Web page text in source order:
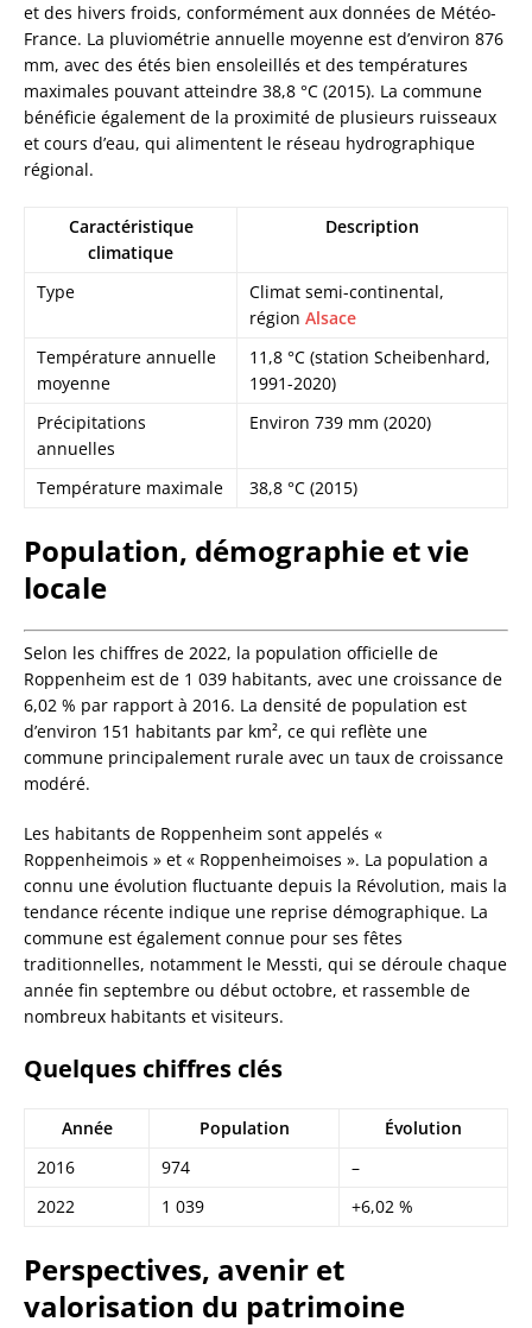
et des hivers froids, conformément aux données de Météo-
France. La pluviométrie annuelle moyenne est d’environ 876
mm, avec des étés bien ensoleillés et des températures
maximales pouvant atteindre 38,8 °C (2015). La commune
bénéficie également de la proximité de plusieurs ruisseaux
et cours d’eau, qui alimentent le réseau hydrographique
régional.
Caractéristique
climatique
Description
Type
Climat semi-continental,
région Alsace
Température annuelle
moyenne
11,8 °C (station Scheibenhard,
1991-2020)
Précipitations
annuelles
Environ 739 mm (2020)
Température maximale 38,8 °C (2015)
Population, démographie et vie
locale
Selon les chiffres de 2022, la population officielle de
Roppenheim est de 1 039 habitants, avec une croissance de
6,02 % par rapport à 2016. La densité de population est
d’environ 151 habitants par km², ce qui reflète une
commune principalement rurale avec un taux de croissance
modéré.
Les habitants de Roppenheim sont appelés «
Roppenheimois » et « Roppenheimoises ». La population a
connu une évolution fluctuante depuis la Révolution, mais la
tendance récente indique une reprise démographique. La
commune est également connue pour ses fêtes
traditionnelles, notamment le Messti, qui se déroule chaque
année fin septembre ou début octobre, et rassemble de
nombreux habitants et visiteurs.
Quelques chiffres clés
Année Population
Évolution
2016
974
–
2022
1 039 +6,02 %
Perspectives, avenir et
valorisation du patrimoine